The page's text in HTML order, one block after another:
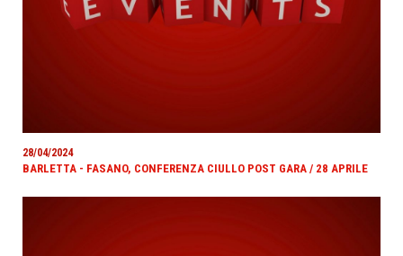
28/04/2024
BARLETTA - FASANO, CONFERENZA CIULLO POST GARA / 28 APRILE